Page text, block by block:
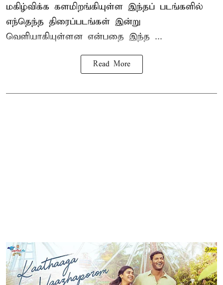
மகிழ்விக்க களமிறங்கியுள்ள இந்தப் படங்களில்
எந்தெந்த திரைப்படங்கள் இன்று
வெளியாகியுள்ளன என்பதை இந்த ...
Read More